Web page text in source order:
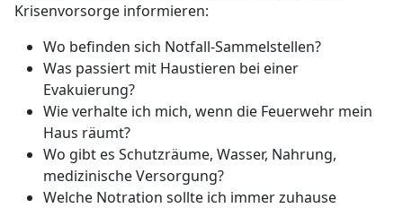
Krisenvorsorge informieren:
Wo befinden sich Notfall-Sammelstellen?
Was passiert mit Haustieren bei einer
Evakuierung?
Wie verhalte ich mich, wenn die Feuerwehr mein
Haus räumt?
Wo gibt es Schutzräume, Wasser, Nahrung,
medizinische Versorgung?
Welche Notration sollte ich immer zuhause